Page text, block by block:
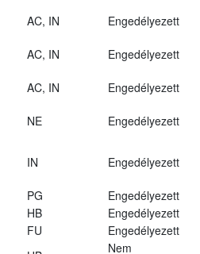
AC, IN
Engedélyezett
AC, IN
Engedélyezett
AC, IN
Engedélyezett
NE
Engedélyezett
IN Engedélyezett
PG
Engedélyezett
HB
Engedélyezett
FU
Engedélyezett
Nem